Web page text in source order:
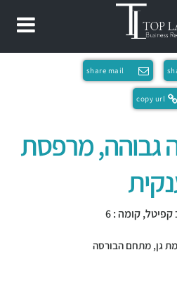
share mail
copy url
גבוהה, מרפסת
קומה : 6
גן,מתחם הבורסה